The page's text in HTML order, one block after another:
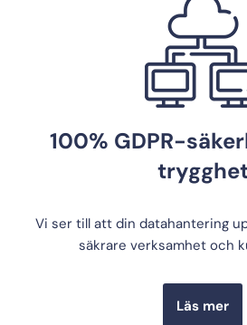
100% GDPR-
Vi ser till att din datahantering
säkrare verksamhet och
Läs mer